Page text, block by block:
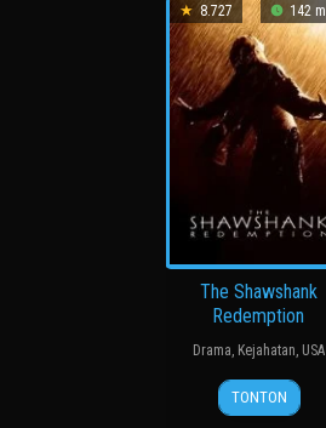
8.727 142
The Shawshank
Redemption
Drama Kejahatan USA
23
Sep
John
R.
TONTON